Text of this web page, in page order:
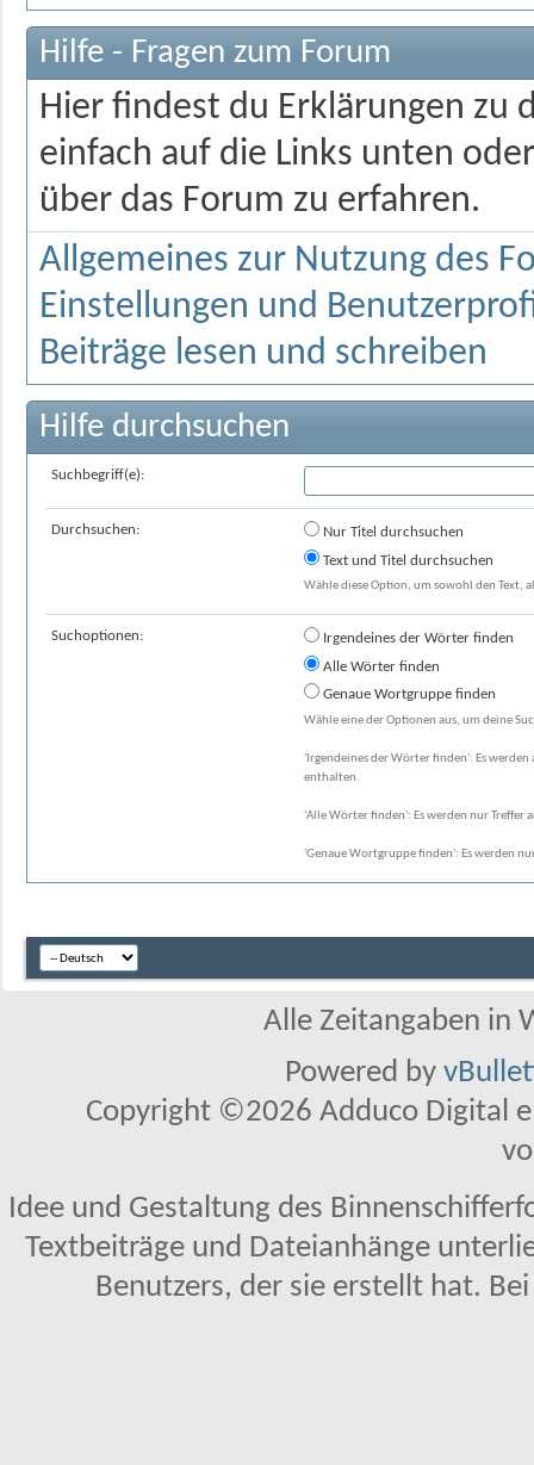
Hilfe - Fragen zum Forum
Hier findest du Erklärungen zu
einfach auf die Links unten
über das Forum zu erfahren.
Allgemeines zur Nutzung des
Einstellungen und
Beiträge lesen und schreiben
Hilfe durchsuchen
Suchbegriff(e):
Durchsuchen:
Nur Titel durchsuchen
Text und Titel durchsuchen
Wähle diese Option, um sowohl den Text,
Suchoptionen:
Irgendeines der Wörter finden
Alle Wörter finden
Genaue Wortgruppe finden
Wähle eine der Optionen aus, um deine
'Irgendeines der Wörter finden': Es werden
enthalten.
'Alle Wörter finden': Es werden nur Treffer
'Genaue Wortgruppe finden': Es werden
Alle Zeitangaben in
Powered by
Copyright ©2026 Adduco Digital
Idee und Gestaltung des
Textbeiträge und Dateianhänge
Benutzers, der sie erstellt hat.